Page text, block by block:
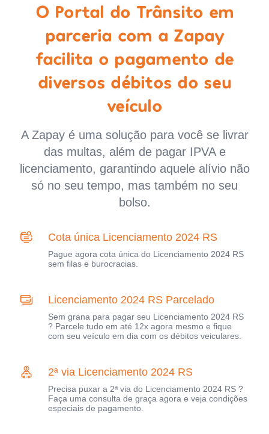
O Portal do Trânsito em
parceria com a Zapay
facilita o pagamento de
diversos débitos do seu
veículo
A Zapay é uma solução para você se livrar
das multas, além de pagar IPVA e
licenciamento, garantindo aquele alívio não
só no seu tempo, mas também no seu
bolso.
Cota única Licenciamento 2024 RS
Pague agora cota única do Licenciamento 2024 RS
sem filas e burocracias.
Licenciamento 2024 RS Parcelado
Sem grana para pagar seu Licenciamento 2024 RS
? Parcele tudo em até 12x agora mesmo e fique
com seu veículo em dia com os débitos veiculares.
2ª via Licenciamento 2024 RS
Precisa puxar a 2ª via do Licenciamento 2024 RS ?
Faça uma consulta de graça agora e veja condições
especiais de pagamento.